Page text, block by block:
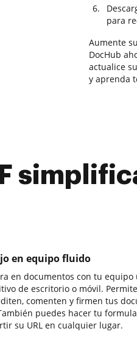
para
Aumente
DocHub
actualice
y aprenda
en equipo fluido
en documentos con tu equipo
de escritorio o móvil.
comenten y firmen tus
puedes hacer tu
su URL en cualquier lugar.